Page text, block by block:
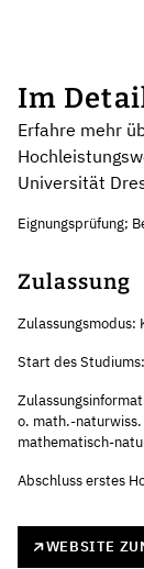
Im
Erfahre mehr
Universität
Eignungsprüfung;
Zulassung
Zulassungsmodus:
Start des
o. math.-
mathematisch-
Abschluss erstes
WEBSITE